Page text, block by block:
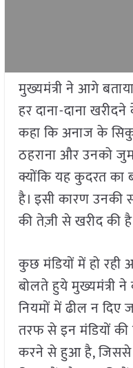
मुख्यमंत्री ने आगे
हर दाना-दाना
कहा कि अनाज के
ठहराना और उनको
क्योंकि यह कुदरत
है। इसी कारण उनकी
की तेज़ी से खरीद की
कुछ मंडियों में हो रही
बोलते हुये मुख्यमंत्री
नियमों में ढील न
तरफ से इन मंडियों की
करने से हुआ है, जिससे